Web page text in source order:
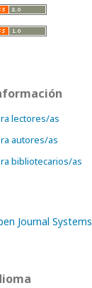
lectores/as
autores/as
bibliotecarios/as
Journal Systems